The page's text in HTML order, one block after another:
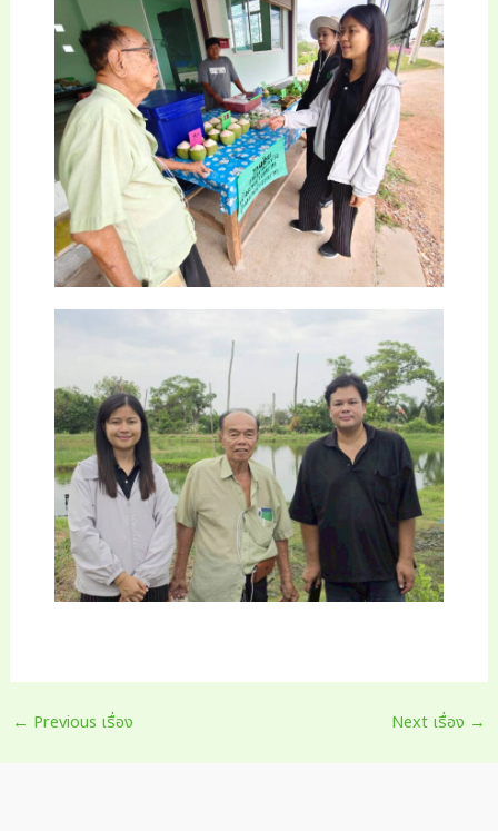
Post
← Previous เรื่อง Next เรื่อง →